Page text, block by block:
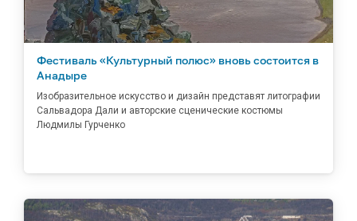
Фестиваль «Культурный полюс» вновь состоится в
Анадыре
Изобразительное искусство и дизайн представят литографии
Сальвадора Дали и авторские сценические костюмы
Людмилы Гурченко